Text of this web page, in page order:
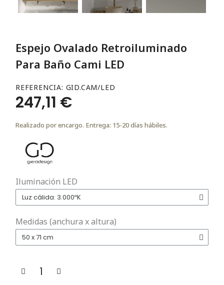
Espejo Ovalado Retroiluminado
Para Baño Cami LED
REFERENCIA GID.CAM/LED
247,11 €
Realizado por encargo. Entrega: 15-20 días hábiles.
Iluminación LED
Medidas (anchura x altura)